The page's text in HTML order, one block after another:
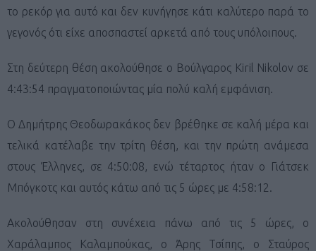
το ρεκόρ για αυτό και δεν κυνήγησε κάτι καλύτερο παρά το
γεγονός ότι είχε αποσπαστεί αρκετά από τους υπόλοιπους.
Στη δεύτερη θέση ακολούθησε ο Βούλγαρος Kiril Nikolov σε
4:43:54 πραγματοποιώντας μία πολύ καλή εμφάνιση.
O Δημήτρης Θεοδωρακάκος δεν βρέθηκε σε καλή μέρα και
τελικά κατέλαβε την τρίτη θέση, και την πρώτη ανάμεσα
στους Έλληνες, σε 4:50:08, ενώ τέταρτος ήταν ο Γιάτσεκ
Μπόγκοτς και αυτός κάτω από τις 5 ώρες με 4:58:12.
Ακολούθησαν στη συνέχεια πάνω από τις 5 ώρες, ο
Χαράλαμπος Καλαμπούκας, ο Άρης Τσίπης, ο Σταύρος